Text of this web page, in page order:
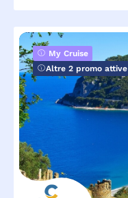
My Cruise
Altre 2 promo attive